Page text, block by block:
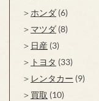
ホンダ (6)
マツダ (8)
日産 (3)
トヨタ (33)
レンタカー (9)
買取 (10)